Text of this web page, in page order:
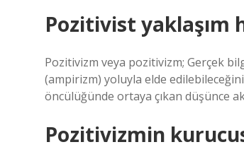
Pozitivist yaklaşım
Pozitivizm veya pozitivizm; Gerçek
(ampirizm) yoluyla elde
öncülüğünde ortaya çıkan düşünce
Pozitivizmin